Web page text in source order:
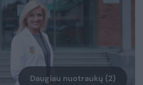
Daugiau nuotraukų (2)